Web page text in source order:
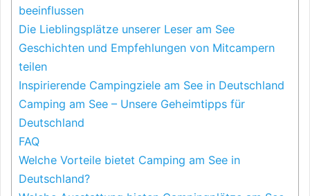
beeinflussen
Die Lieblingsplätze unserer Leser am See
Geschichten und Empfehlungen von Mitcampern
teilen
Inspirierende Campingziele am See in Deutschland
Camping am See – Unsere Geheimtipps für
Deutschland
FAQ
Welche Vorteile bietet Camping am See in
Deutschland?